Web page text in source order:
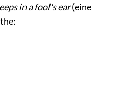
in a fool's ear(eine